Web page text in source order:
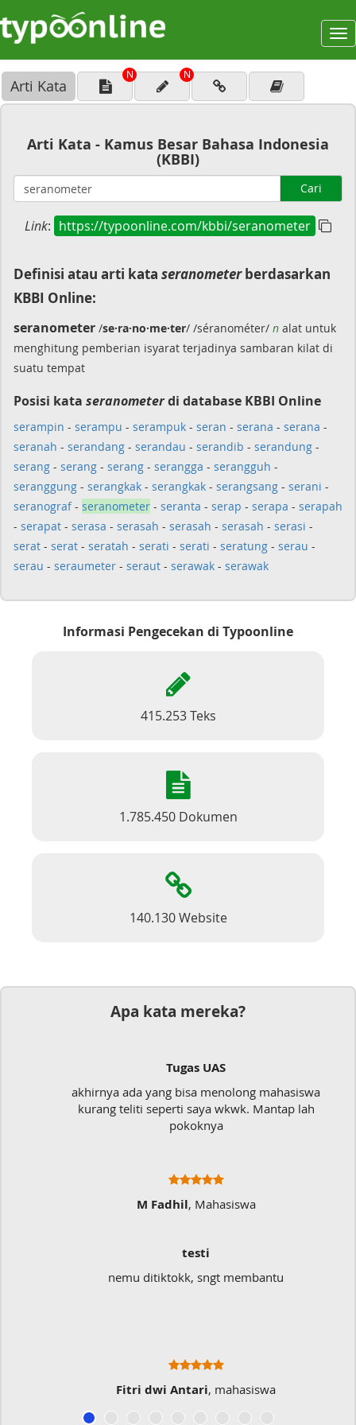
Arti Kata
N N
Arti Kata - Kamus Besar Bahasa Indonesia
(KBBI)
Cari
Link: https://typoonline.com/kbbi/seranometer
Definisi atau arti kata seranometerberdasarkan
KBBI Online:
seranometer /se·ra·no·me·ter/ /séranométer/ n alat untuk
menghitung pemberian isyarat terjadinya sambaran kilat di
suatu tempat
Posisi kata seranometerdi database KBBI Online
serampin - serampu - serampuk - seran - serana - serana -
seranah - serandang - serandau - serandib - serandung -
serang - serang - serang - serangga - serangguh -
seranggung - serangkak - serangkak - serangsang - serani -
seranograf- seranometer - seranta - serap - serapa - serapah
- serapat - serasa - serasah - serasah - serasah - serasi -
serat - serat - seratah - serati - serati - seratung - serau -
serau - seraumeter - seraut - serawak - serawak
Informasi Pengecekan di Typoonline
415.253 Teks
1.785.450 Dokumen
140.130 Website
Apa kata mereka?
Tugas UAS
akhirnya ada yang bisa menolong mahasiswa
kurang teliti seperti saya wkwk. Mantap lah
pokoknya
M Fadhil, Mahasiswa
testi
nemu ditiktokk, sngt membantu
Fitri dwi Antari, mahasiswa